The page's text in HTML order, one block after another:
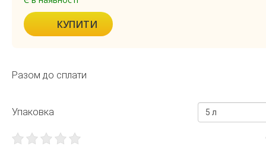
КУПИТИ
Разом до сплати
Упаковка 5 л